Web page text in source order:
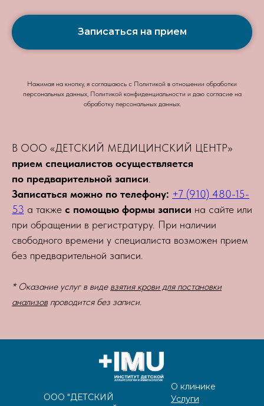
Записаться на прием
Нажимая на кнопку, я соглашаюсь с Политикой в отношении обработки
персональных данных, Политикой конфиденциальности и даю согласие на
обработку персональных данных.
В ООО «ДЕТСКИЙ МЕДИЦИНСКИЙ ЦЕНТР»
прием специалистов осуществляется
по предварительной записи
Записаться можно по телефону: +7 (910) 480-15-
53 а также с помощью формы записи на сайте или
при обращении в регистратуру. При наличии
свободного времени у специалиста возможен прием
без предварительной записи.
* Оказание услуг в виде взятия крови для постановки
анализов проводится без записи.
ООО "ДЕТСКИЙ
О клинике
Услуги